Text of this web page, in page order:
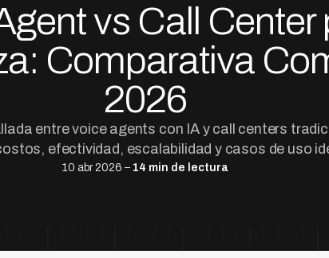
vs Call Center
Comparativa
2026
entre voice agents con IA y call centers
efectividad, escalabilidad y casos de uso
10 abr 2026 – 14 min de lectura